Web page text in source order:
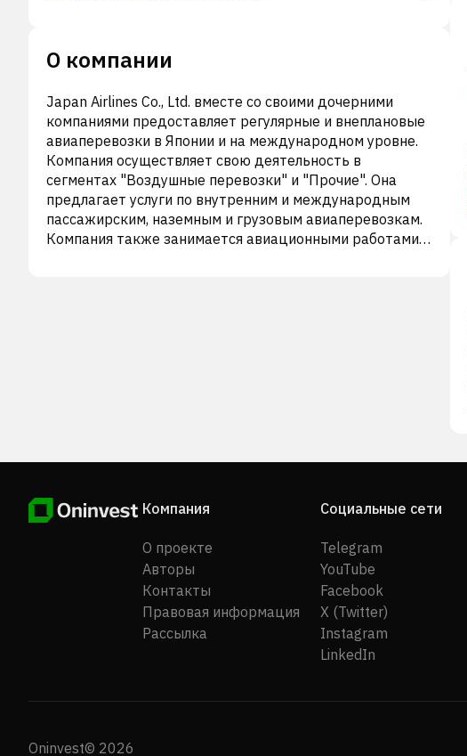
О компании
Japan Airlines Co., Ltd. вместе со своими дочерними
компаниями предоставляет регулярные и внеплановые
авиаперевозки в Японии и на международном уровне.
Компания осуществляет свою деятельность в
сегментах "Воздушные перевозки" и "Прочие". Она
предлагает услуги по внутренним и международным
пассажирским, наземным и грузовым авиаперевозкам.
Компания также занимается авиационными работами и
Компания
О проекте
Авторы
Контакты
Правовая информация
Рассылка
Социальные сети
Telegram
YouTube
Facebook
X (Twitter)
Instagram
LinkedIn
Oninvest© 2026